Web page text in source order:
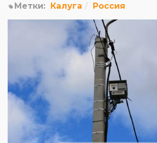
Метки: Калуга Россия